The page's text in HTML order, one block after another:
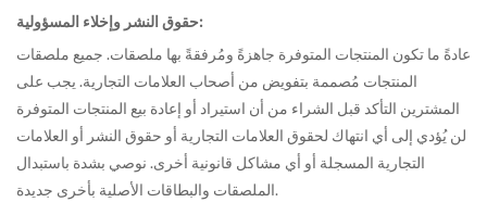
حقوق النشر وإخلاء المسؤولية:
عادةً ما تكون المنتجات المتوفرة جاهزةً ومُرفقةً بها ملصقات. جميع ملصقات
المنتجات مُصممة بتفويض من أصحاب العلامات التجارية. يجب على
المشترين التأكد قبل الشراء من أن استيراد أو إعادة بيع المنتجات المتوفرة
لن يُؤدي إلى أي انتهاك لحقوق العلامات التجارية أو حقوق النشر أو العلامات
التجارية المسجلة أو أي مشاكل قانونية أخرى. نوصي بشدة باستبدال
الملصقات والبطاقات الأصلية بأخرى جديدة.